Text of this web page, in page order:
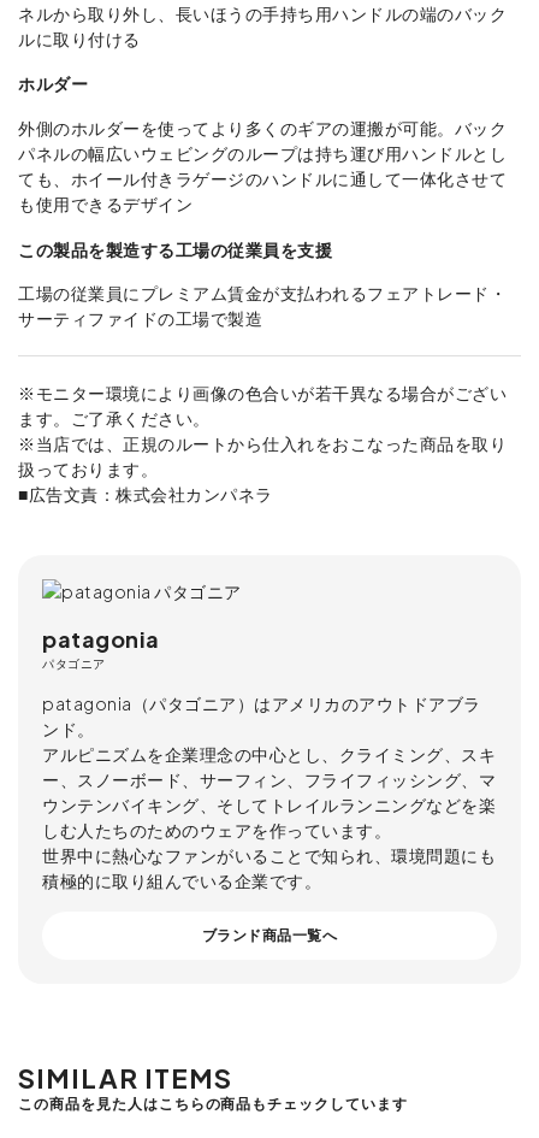
ネルから取り外し、長いほうの手持ち用ハンドルの端のバック
ルに取り付ける
ホルダー
外側のホルダーを使ってより多くのギアの運搬が可能。バック
パネルの幅広いウェビングのループは持ち運び用ハンドルとし
ても、ホイール付きラゲージのハンドルに通して一体化させて
も使用できるデザイン
この製品を製造する工場の従業員を支援
工場の従業員にプレミアム賃金が支払われるフェアトレード・
サーティファイドの工場で製造
※モニター環境により画像の色合いが若干異なる場合がござい
ます。ご了承ください。
※当店では、正規のルートから仕入れをおこなった商品を取り
扱っております。
■広告文責：株式会社カンパネラ
patagonia
パタゴニア
patagonia（パタゴニア）はアメリカのアウトドアブラ
ンド。
アルピニズムを企業理念の中心とし、クライミング、スキ
ー、スノーボード、サーフィン、フライフィッシング、マ
ウンテンバイキング、そしてトレイルランニングなどを楽
しむ人たちのためのウェアを作っています。
世界中に熱心なファンがいることで知られ、環境問題にも
積極的に取り組んでいる企業です。
ブランド商品一覧へ
SIMILAR ITEMS
この商品を見た人はこちらの商品もチェックしています